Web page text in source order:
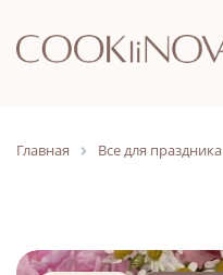
Главная Все для праздника